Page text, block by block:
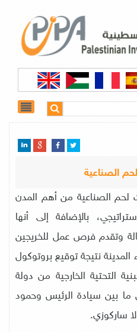
الصناعية
لحم الصناعية من أهم المدن
بالإضافة إلى أنها
وتقدم فرص عمل للخريجين
نتيجة توقيع بروتوكول
التحتية الخارجية من دولة
ما بين سيادة الرئيس وحمود
ساركوزي.